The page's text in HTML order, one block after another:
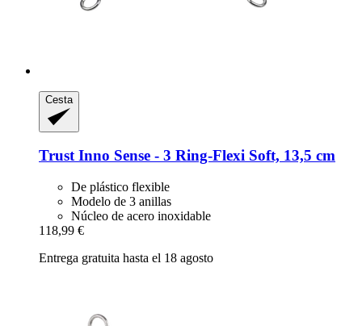
Cesta
TrustInno Sense -​ 3 Ring-​Flexi Soft, 13,5 cm
De plástico flexible
Modelo de 3 anillas
Núcleo de acero inoxidable
118,99 €
Entrega gratuita hasta el 18 agosto